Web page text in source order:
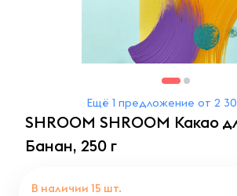
Ещё 1 предложение от 2
SHROOM SHROOM Какао
Банан, 250 г
В наличии 15 шт.